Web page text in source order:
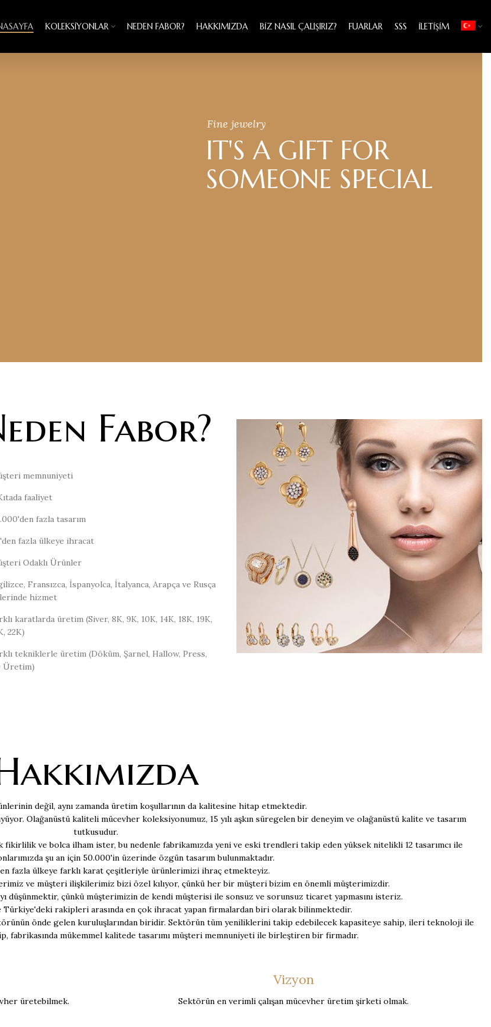
KOLEKSIYONLAR NEDEN FABOR? HAKKIMIZDA BIZ NASIL ÇALIŞIRIZ? FUARLAR SSS İLETIŞIM
IT'S A GIFT FOR
SOMEONE SPECIAL
Fine jewelry
Fabor?
memnuniyeti
faaliyet
fazla tasarım
fazla ülkeye ihracat
Odaklı Ürünler
Fransızca, İspanyolca, İtalyanca, Arapça ve Rusça
hizmet
karatlarda üretim (Siver, 8K, 9K, 10K, 14K, 18K, 19K,
22K)
tekniklerle üretim (Döküm, Şarnel, Hallow, Press,
Üretim)
değil, aynı zamanda üretim koşullarının da kalitesine hitap etmektedir.
Olağanüstü kaliteli mücevher koleksiyonumuz, 15 yılı aşkın süregelen bir deneyim ve olağanüstü kalite ve tasarım
tutkusudur.
fikirlilik ve bolca ilham ister, bu nedenle fabrikamızda yeni ve eski trendleri takip eden yüksek nitelikli 12 tasarımcı ile
şu an için 50.000'in üzerinde özgün tasarım bulunmaktadır.
fazla ülkeye farklı karat çeşitleriyle ürünlerimizi ihraç etmekteyiz.
ve müşteri ilişkilerimiz bizi özel kılıyor, çünkü her bir müşteri bizim en önemli müşterimizdir.
düşünmektir, çünkü müşterimizin de kendi müşterisi ile sonsuz ve sorunsuz ticaret yapmasını isteriz.
Türkiye'deki rakipleri arasında en çok ihracat yapan firmalardan biri olarak bilinmektedir.
önde gelen kuruluşlarından biridir. Sektörün tüm yeniliklerini takip edebilecek kapasiteye sahip, ileri teknoloji ile
fabrikasında mükemmel kalitede tasarımı müşteri memnuniyeti ile birleştiren bir firmadır.
üretebilmek.
Vizyon
Sektörün en verimli çalışan mücevher üretim şirketi olmak.